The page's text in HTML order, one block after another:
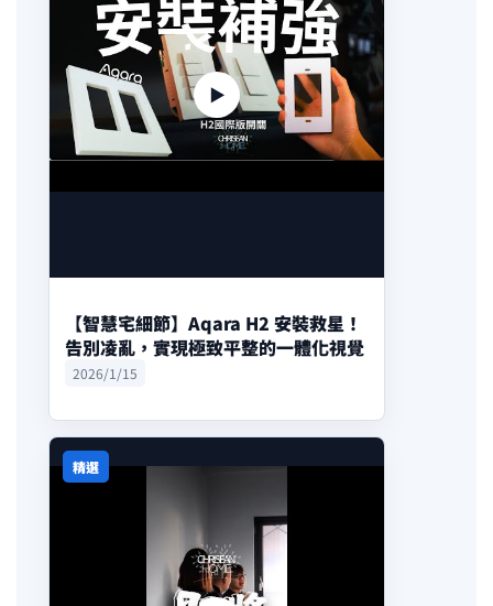
▶
【智慧宅細節】Aqara H2 安裝救星！
告別凌亂，實現極致平整的一體化視覺
2026/1/15
精選